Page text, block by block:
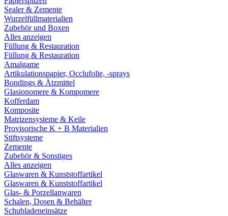
Sealer & Zemente
Wurzelfüllmaterialien
Zubehör und Boxen
Alles anzeigen
Füllung & Restauration
Füllung & Restauration
Amalgame
Artikulationspapier, Occlufolie, -sprays
Bondings & Ätzmittel
Glasionomere & Kompomere
Kofferdam
Komposite
Matrizensysteme & Keile
Provisorische K + B Materialien
Stiftsysteme
Zemente
Zubehör & Sonstiges
Alles anzeigen
Glaswaren & Kunststoffartikel
Glaswaren & Kunststoffartikel
Glas- & Porzellanwaren
Schalen, Dosen & Behälter
Schubladeneinsätze